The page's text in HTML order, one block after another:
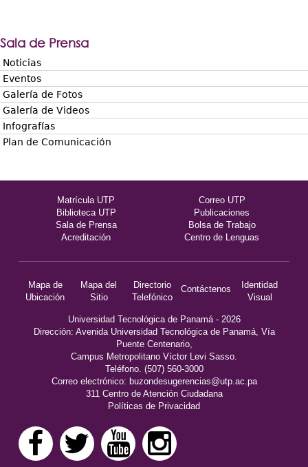
Sala de Prensa
Noticias
Eventos
Galería de Fotos
Galería de Videos
Infografías
Plan de Comunicación
Matrícula UTP
Correo UTP
Biblioteca UTP
Publicaciones
Sala de Prensa
Bolsa de Trabajo
Acreditación
Centro de Lenguas
Mapa de
Ubicación
Mapa del
Sitio
Directorio
Telefónico
Contáctenos
Identidad
Visual
Universidad Tecnológica de Panamá - 2026
Dirección: Avenida Universidad Tecnológica de Panamá, Vía
Puente Centenario,
Campus Metropolitano Víctor Levi Sasso.
Teléfono. (507) 560-3000
Correo electrónico: buzondesugerencias@utp.ac.pa
311 Centro de Atención Ciudadana
Políticas de Privacidad